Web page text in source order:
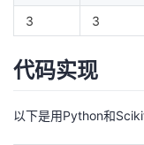
3
3
代码实现
以下是用Python和